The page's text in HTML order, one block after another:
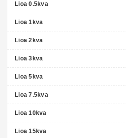
Lioa 0.5kva
Lioa 1kva
Lioa 2kva
Lioa 3kva
Lioa 5kva
Lioa 7.5kva
Lioa 10kva
Lioa 15kva